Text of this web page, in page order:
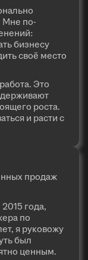
Мне по-
бизнесу
своё место
Это
роста.
и расти с
продаж
года,
по
я руковожу
был
ценным.